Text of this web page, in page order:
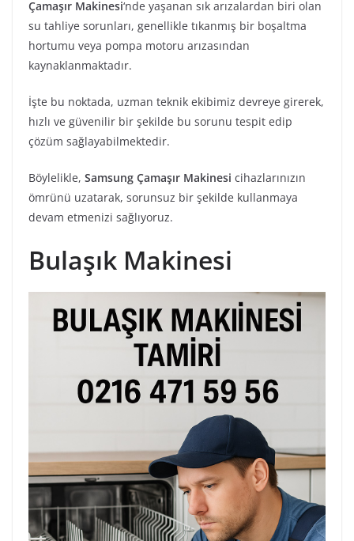
Çamaşır Makinesi‘nde yaşanan sık arızalardan biri olan
su tahliye sorunları, genellikle tıkanmış bir boşaltma
hortumu veya pompa motoru arızasından
kaynaklanmaktadır.
İşte bu noktada, uzman teknik ekibimiz devreye girerek,
hızlı ve güvenilir bir şekilde bu sorunu tespit edip
çözüm sağlayabilmektedir.
Böylelikle, Samsung Çamaşır Makinesi cihazlarınızın
ömrünü uzatarak, sorunsuz bir şekilde kullanmaya
devam etmenizi sağlıyoruz.
Bulaşık Makinesi